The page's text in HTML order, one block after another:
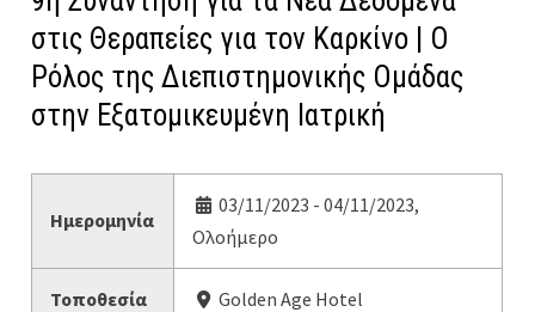
στις Θεραπείες για τον Καρκίνο | Ο
Ρόλος της Διεπιστημονικής Ομάδας
στην Εξατομικευμένη Ιατρική
Ημερομηνία
03/11/2023 - 04/11/2023,
Ολοήμερο
Τοποθεσία Golden Age Hotel